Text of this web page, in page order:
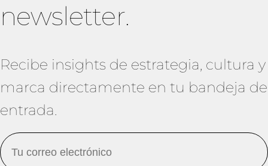
newsletter.
Recibe insights de estrategia, cultura y
marca directamente en tu bandeja de
entrada.